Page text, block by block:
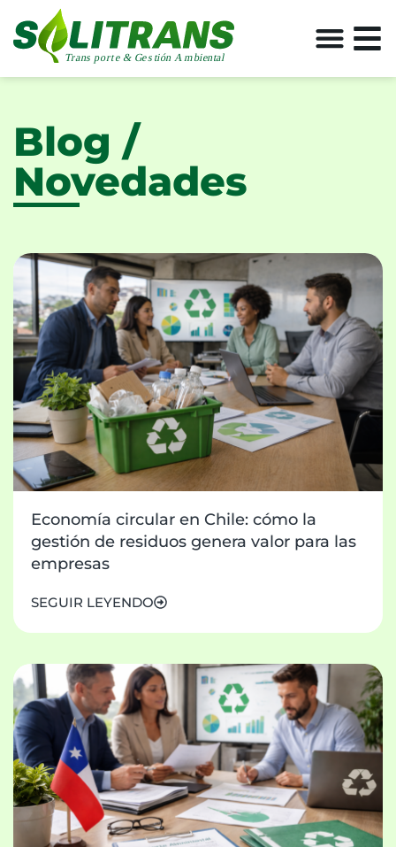
Blog /
Novedades
Economía circular en Chile: cómo la
gestión de residuos genera valor para las
empresas
SEGUIR LEYENDO